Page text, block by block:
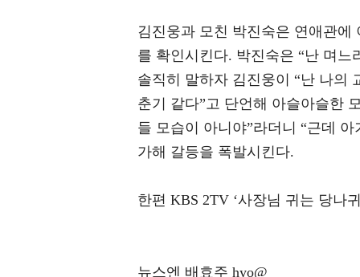
김진웅과 모친 박진숙은 연애관
를 확인시킨다. 박진숙은 “난 며
솔직히 말하자 김진웅이 “난 나의
춘기 같다”고 단언해 아슬아슬한
들 모습이 아니야”라더니 “근데
가해 갈등을 폭발시킨다.
한편 KBS 2TV ‘사장님 귀는 당나
뉴스엔 배효주 hyo@